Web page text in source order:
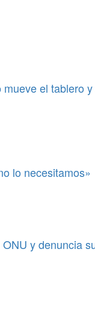
el tablero
lo necesitamos»
y denuncia